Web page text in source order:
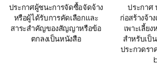
ประกาศผู้ชนะการจัดซื้อจัดจ้าง
หรือผู้ได้รับการคัดเลือกและ
สาระสำคัญของสัญญาหรือข้อ
ตกลงเป็นหนังสือ
ประกาศ
ก่อสร้างจ้า
เพาะเลี้ย
สำหรับเป็
ประกวดรา